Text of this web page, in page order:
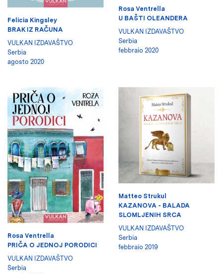
Felicia Kingsley
BRAK IZ RAČUNA
VULKAN IZDAVAŠTVO
Serbia
agosto 2020
Rosa Ventrella
U BAŠTI OLEANDERA
VULKAN IZDAVAŠTVO
Serbia
febbraio 2020
Rosa Ventrella
PRIČA O JEDNOJ PORODICI
VULKAN IZDAVAŠTVO
Serbia
Matteo Strukul
KAZANOVA - BALADA
SLOMLJENIH SRCA
VULKAN IZDAVAŠTVO
Serbia
febbraio 2019